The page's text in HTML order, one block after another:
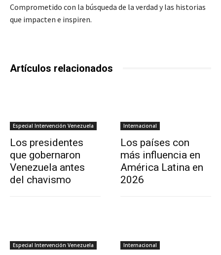
Comprometido con la búsqueda de la verdad y las historias
que impacten e inspiren.
Artículos relacionados
Especial Intervención Venezuela
Los presidentes
que gobernaron
Venezuela antes
del chavismo
Internacional
Los países con
más influencia en
América Latina en
2026
Especial Intervención Venezuela Internacional